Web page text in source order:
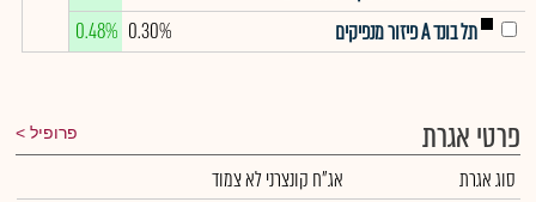
תל בונד A פיזור מנפיקים
0.30%
0.48%
פרטי אגרת פרופיל
סוג אגרת
אג"ח קונצרני לא צמוד